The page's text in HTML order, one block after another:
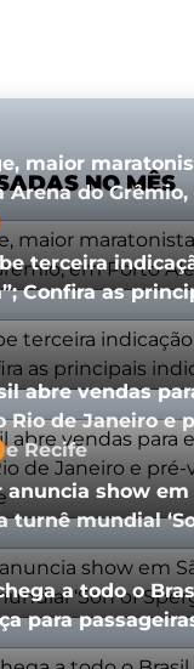
NO MÊS
maior
do
terceira
Confira as
abre vendas
Rio de Janeiro e
e Recife
anuncia show em
turnê mundial
a todo o
para